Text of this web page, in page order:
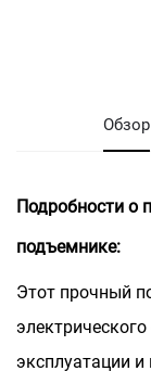
Обзор
Подробности о
подъемнике:
Этот прочный
эксплуатации